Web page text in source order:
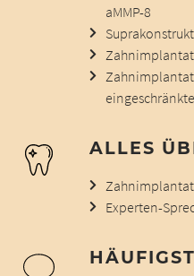
aMMP-8
ALLES
Experten-